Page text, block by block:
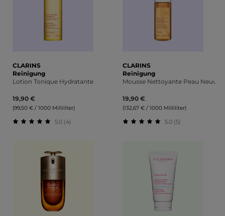
CLARINS
Reinigung
Lotion Tonique Hydratante
19,90 €
(99,50 € / 1000 Milliliter)
5.0 (4)
CLARINS
Reinigung
Mousse Nettoyante Peau Neuve
19,90 €
(132,67 € / 1000 Milliliter)
5.0 (5)